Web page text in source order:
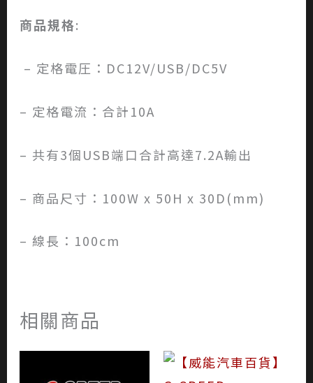
商品規格:
– 定格電圧：DC12V/USB/DC5V
– 定格電流：合計10A
– 共有3個USB端口合計高達7.2A輸出
– 商品尺寸：100W x 50H x 30D(mm)
– 線長：100cm
相關商品